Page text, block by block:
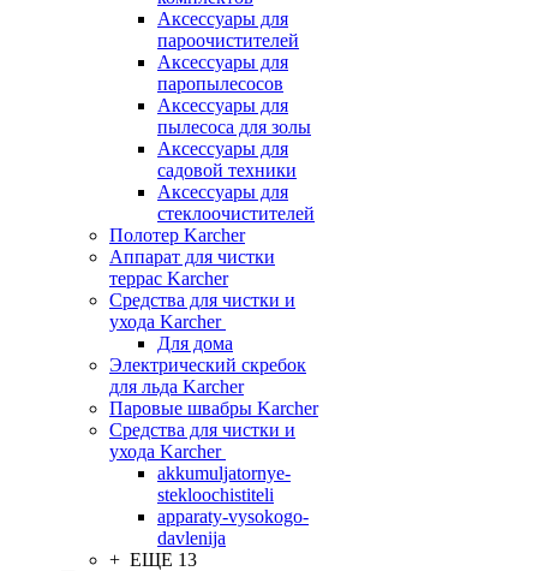
Аксессуары для
пароочистителей
Аксессуары для
паропылесосов
Аксессуары для
пылесоса для золы
Аксессуары для
садовой техники
Аксессуары для
стеклоочистителей
Полотер Karcher
Аппарат для чистки
террас Karcher
Средства для чистки и
ухода Karcher
Для дома
Электрический скребок
для льда Karcher
Паровые швабры Karcher
Средства для чистки и
ухода Karcher
akkumuljatornye-
stekloochistiteli
apparaty-vysokogo-
davlenija
+ ЕЩЕ 13